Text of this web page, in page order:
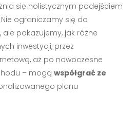
się holistycznym podejściem
ograniczamy się do
pokazujemy, jak różne
inwestycji, przez
aż po nowoczesne
– mogąwspółgrać ze
planu